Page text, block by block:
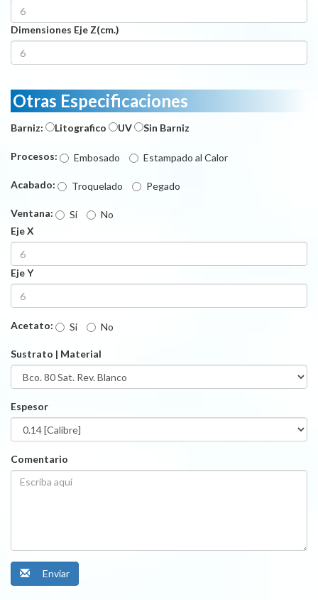
Dimensiones Eje Z(cm.)
Otras Especificaciones
Barniz: Litografico UV Sin Barniz
Procesos: Embosado Estampado al Calor
Acabado: Troquelado Pegado
Ventana: Si
No
Eje X
Eje Y
Acetato: Si No
Sustrato | Material
Espesor
Comentario
Enviar